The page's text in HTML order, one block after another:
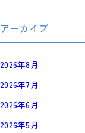
アーカイブ
2026年8月
2026年7月
2026年6月
2026年5月